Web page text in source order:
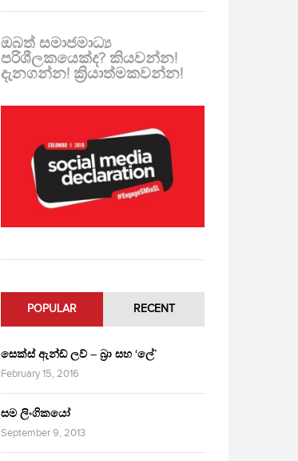
ඔබත් සමාජමාධ්‍ය
පරිශීලකයෙක්ද? කියවන්න!
දැනගන්න! ක්‍රියාත්මකවන්න!
POPULAR RECENT
සෙක්ස් ඇන්ඩ් ලව් – බ්‍රා සහ ‘ලේ’
February 15, 2016
සම ලිංගිකයෝ
September 9, 2013